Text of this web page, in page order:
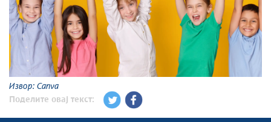
Извор: Canva
Поделите овај текст: